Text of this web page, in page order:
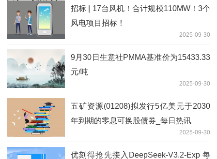
招标 | 17台风机！合计规模110MW！3个
风电项目招标！
2025-09-30
9月30日生意社PMMA基准价为15433.33
元/吨
2025-09-30
五矿资源(01208)拟发行5亿美元于2030
年到期的零息可换股债券_每日热讯
2025-09-30
优刻得抢先接入DeepSeek-V3.2-Exp 每